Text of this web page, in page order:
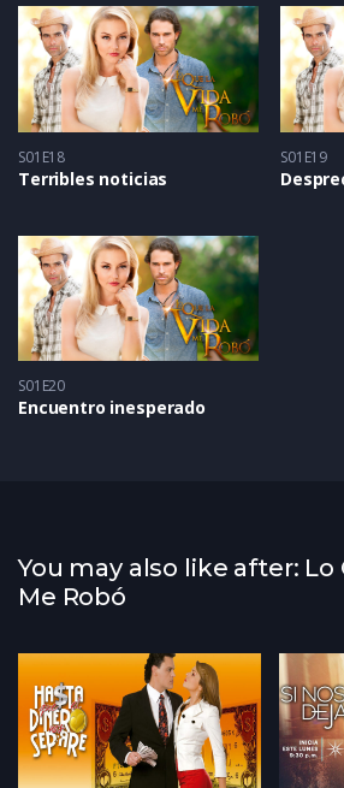
S01E18
Terribles noticias
S01E19
S01E20
Encuentro inesperado
You may also like after: Lo
Me Robó